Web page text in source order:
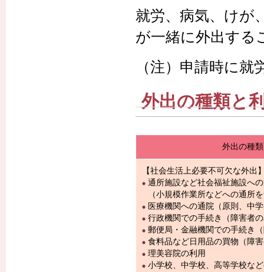
就労、病気、けが
が一緒に外出する
（注） 申請時に就
外出の種類と
外出の種類
【社会生活上必要不可欠な外出
通所施設など社会福祉施設へ
（小規模作業所などへの通所
医療機関への通院（原則、中
行政機関での手続き（障害者
郵便局・金融機関での手続き
食料品など日用品の買物（障
理美容院の利用
小学校、中学校、高等学校な